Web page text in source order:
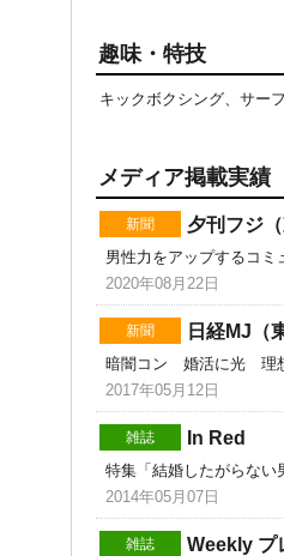
趣味・特技
キックボクシング、サー
メディア掲載実績
新聞 夕刊フジ（
男性力をアップするコ
2020年08月22日
新聞 日経MJ（
暗闇コン 婚活に光 理
2017年05月12日
雑誌 In Red
特集「結婚したがらない
2014年05月07日
雑誌 Weekly プ